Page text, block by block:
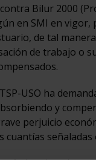
Bilur 2000
en SMI en
de tal
de trabajo o
USO ha
y
perjuicio
señaladas